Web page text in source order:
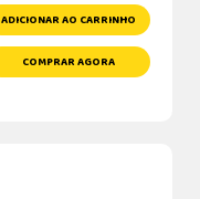
ADICIONAR AO CARRINHO
COMPRAR AGORA